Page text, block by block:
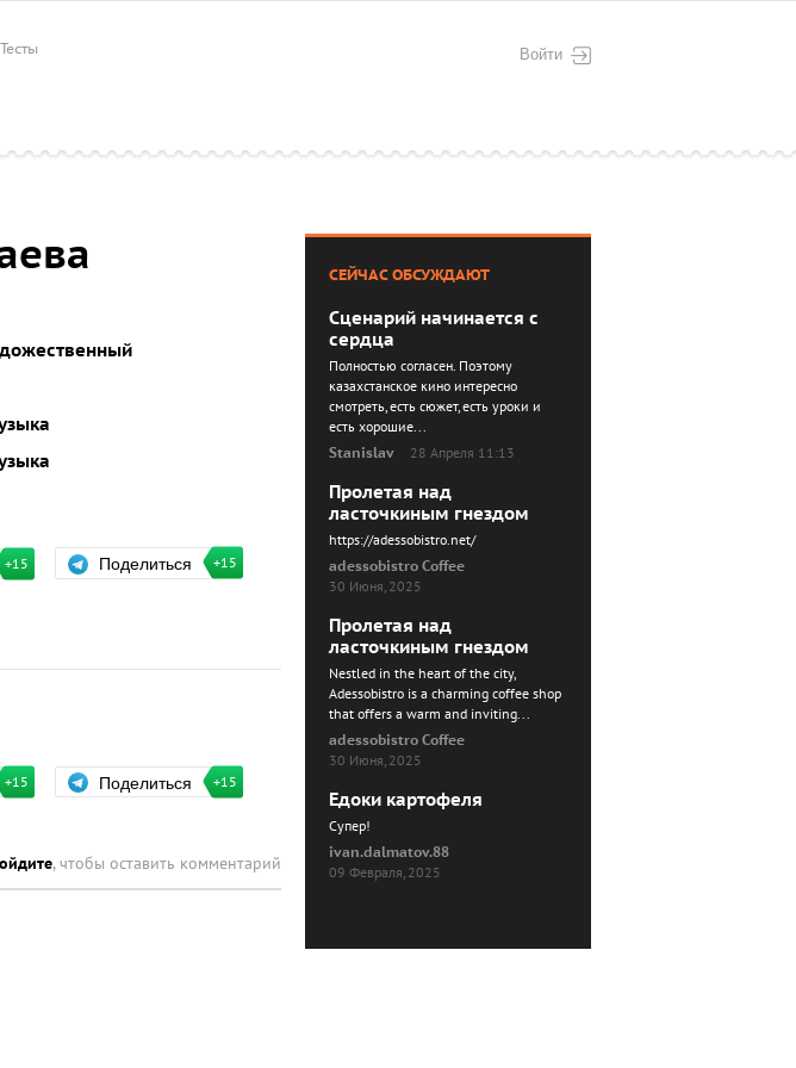
Войти
Тесты
+15 Поделиться +15
+15 Поделиться +15
, чтобы оставить комментарий
СЕЙЧАС ОБСУЖДАЮТ
Сценарий начинается с
сердца
Полностью согласен. Поэтому
казахстанское кино интересно
смотреть, есть сюжет, есть уроки и
есть хорошие...
Stanislav
28 Апреля 11:13
Пролетая над
ласточкиным гнездом
https://adessobistro.net/
adessobistro Coffee
30 Июня, 2025
Пролетая над
ласточкиным гнездом
Nestled in the heart of the city,
Adessobistro is a charming coffee shop
that offers a warm and inviting...
adessobistro Coffee
30 Июня, 2025
Едоки картофеля
Cупер!
ivan.dalmatov.88
09 Февраля, 2025